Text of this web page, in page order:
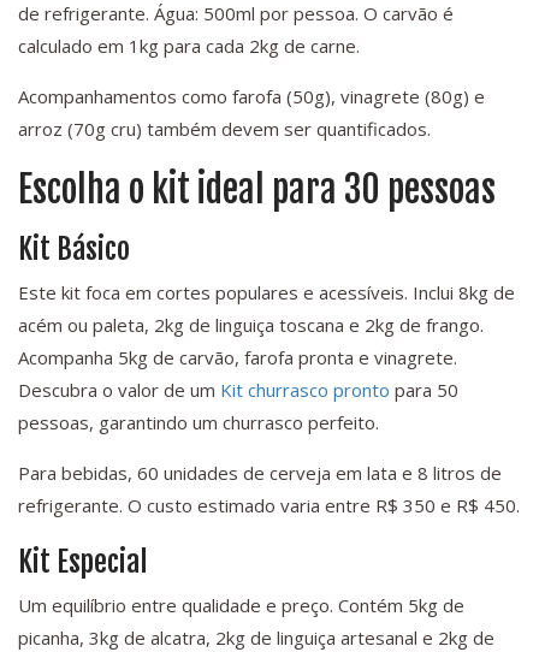
de refrigerante. Água: 500ml por pessoa. O carvão é
calculado em 1kg para cada 2kg de carne.
Acompanhamentos como farofa (50g), vinagrete (80g) e
arroz (70g cru) também devem ser quantificados.
Escolha o kit ideal para 30 pessoas
Kit Básico
Este kit foca em cortes populares e acessíveis. Inclui 8kg de
acém ou paleta, 2kg de linguiça toscana e 2kg de frango.
Acompanha 5kg de carvão, farofa pronta e vinagrete.
Descubra o valor de um Kit churrasco pronto para 50
pessoas, garantindo um churrasco perfeito.
Para bebidas, 60 unidades de cerveja em lata e 8 litros de
refrigerante. O custo estimado varia entre R$ 350 e R$ 450.
Kit Especial
Um equilíbrio entre qualidade e preço. Contém 5kg de
picanha, 3kg de alcatra, 2kg de linguiça artesanal e 2kg de